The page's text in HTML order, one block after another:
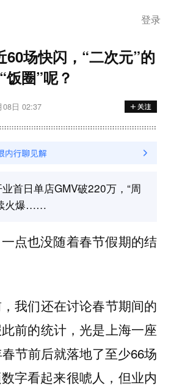
登录
60场快闪，“二次元”的
圈”呢？
08日 02:37
首日单店GMV破220万，“周
火爆……
点也没随着春节假期的结
我们还在讨论春节期间的
前的统计，光是上海一座
节前后就落地了至少66场
字看起来很唬人，但业内